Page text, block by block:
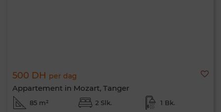
500 DH per dag
Appartement in Mozart, Tanger
85 m² 2 Slk. 1 Bk.